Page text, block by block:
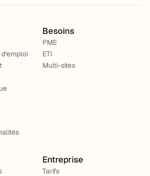
Besoins
PME
ETI
Multi-sites
Entreprise
Tarifs